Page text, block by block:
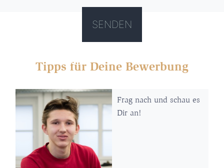
Tipps für Deine Bewerbung
Frag nach und schau es
Dir an!